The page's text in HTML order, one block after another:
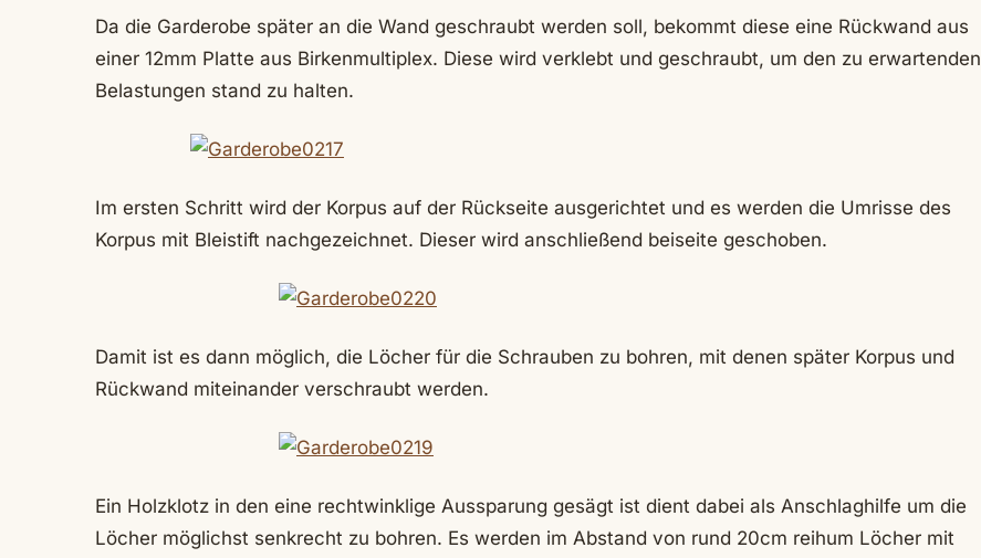
Da die Garderobe später an die Wand geschraubt werden soll, bekommt diese eine Rückwand aus
einer 12mm Platte aus Birkenmultiplex. Diese wird verklebt und geschraubt, um den zu erwartenden
Belastungen stand zu halten.
Im ersten Schritt wird der Korpus auf der Rückseite ausgerichtet und es werden die Umrisse des
Korpus mit Bleistift nachgezeichnet. Dieser wird anschließend beiseite geschoben.
Damit ist es dann möglich, die Löcher für die Schrauben zu bohren, mit denen später Korpus und
Rückwand miteinander verschraubt werden.
Ein Holzklotz in den eine rechtwinklige Aussparung gesägt ist dient dabei als Anschlaghilfe um die
Löcher möglichst senkrecht zu bohren. Es werden im Abstand von rund 20cm reihum Löcher mit